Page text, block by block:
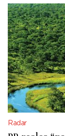
Radar